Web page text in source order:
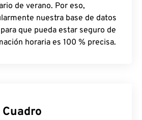
de verano. Por eso,
nuestra base de datos
que pueda estar seguro de
horaria es 100 % precisa.
Cuadro